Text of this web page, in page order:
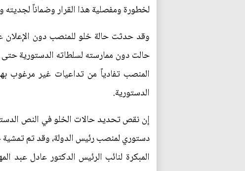
لخطورة ومفصلية هذا القرار وضماناً لجديته
المنصب تفادياً من تداعيات غير مرغوب
الدستورية.
إن نقص تحديد حالات الخلو في النص
دستوري لمنصب رئيس الدولة، وقد تم تمشية